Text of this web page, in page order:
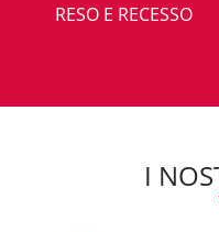
RESO E RECESSO
I